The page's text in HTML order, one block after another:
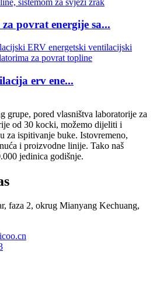
povrat energije sa...
erv ene...
grupe, pored vlasništva laboratorije za
od 30 kocki, možemo dijeliti i
za ispitivanje buke. Istovremeno,
i proizvodne linije. Tako naš
jedinica godišnje.
faza 2, okrug Mianyang Kechuang,